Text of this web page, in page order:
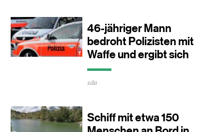
0
Minuten
46-jähriger Mann
bedroht Polizisten mit
Waffe und ergibt sich
Durchschnittliche
Lesezeit
Minuten
sda
Schiff mit etwa 150